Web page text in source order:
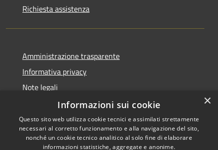
Richiesta assistenza
Amministrazione trasparente
Informativa privacy
Note legali
Dichiarazione di accessibilità
×
Informazioni sui cookie
Questo sito web utilizza cookie tecnici e assimilati strettamente
necessari al corretto funzionamento e alla navigazione del sito,
nonché un cookie tecnico analitico al solo fine di elaborare
informazioni statistiche, aggregate e anonime.